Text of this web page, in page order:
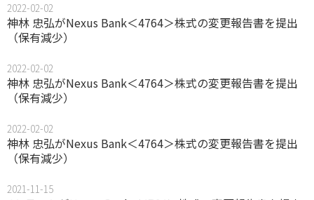
2022-02-02
神林 忠弘がNexus Bank＜4764＞株式の変更報告書を提出
（保有減少）
2022-02-02
神林 忠弘がNexus Bank＜4764＞株式の変更報告書を提出
（保有減少）
2022-02-02
神林 忠弘がNexus Bank＜4764＞株式の変更報告書を提出
（保有減少）
2021-11-15